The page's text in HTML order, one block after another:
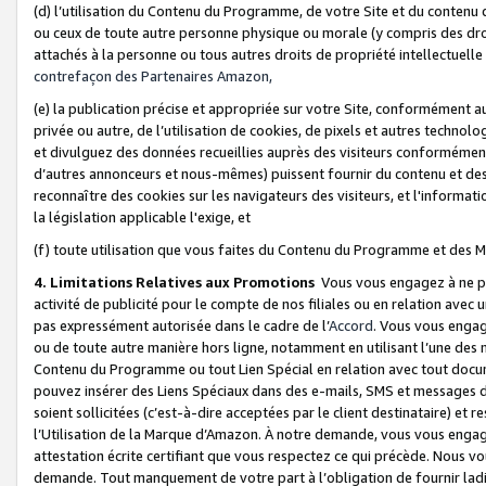
(d) l’utilisation du Contenu du Programme, de votre Site et du
ou ceux de toute autre personne physique ou morale (y compris des
attachés à la personne ou tous autres droits de propriété
contrefaçon des Partenaires Amazon,
(e) la publication précise et appropriée sur votre Site, conformément
privée ou autre, de l’utilisation de cookies, de pixels et autres
et divulguez des données recueillies auprès des visiteurs
d’autres annonceurs et nous-mêmes) puissent fournir du contenu et
reconnaître des cookies sur les navigateurs des visiteurs, et
la législation applicable l'exige, et
(f) toute utilisation que vous faites du Contenu du Programme et des
4. Limitations Relatives aux Promotions Vous vous engagez à ne
activité de publicité pour le compte de nos filiales ou en relation avec
pas expressément autorisée dans le cadre de l’Accord. Vous vous
ou de toute autre manière hors ligne, notamment en utilisant l’une
Contenu du Programme ou tout Lien Spécial en relation avec tout
pouvez insérer des Liens Spéciaux dans des e-mails, SMS et
soient sollicitées (c’est-à-dire acceptées par le client destinataire) et
l’Utilisation de la Marque d’Amazon. À notre demande, vous vous
attestation écrite certifiant que vous respectez ce qui précède. Nous
demande. Tout manquement de votre part à l’obligation de fournir